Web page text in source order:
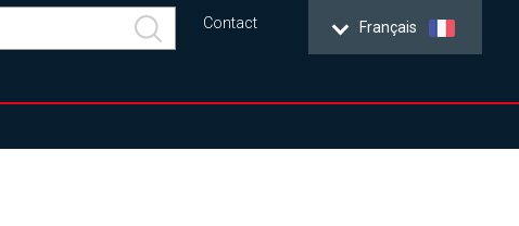
Français
Contact